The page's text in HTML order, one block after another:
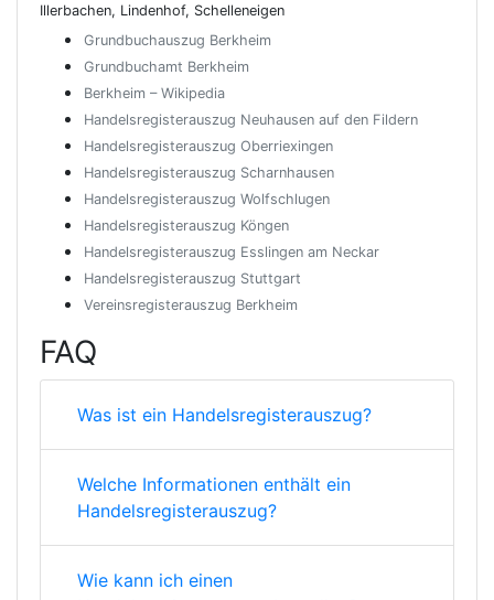
Illerbachen, Lindenhof, Schelleneigen
Grundbuchauszug Berkheim
Grundbuchamt Berkheim
Berkheim – Wikipedia
Handelsregisterauszug Neuhausen auf den Fildern
Handelsregisterauszug Oberriexingen
Handelsregisterauszug Scharnhausen
Handelsregisterauszug Wolfschlugen
Handelsregisterauszug Köngen
Handelsregisterauszug Esslingen am Neckar
Handelsregisterauszug Stuttgart
Vereinsregisterauszug Berkheim
FAQ
Was ist ein Handelsregisterauszug?
Welche Informationen enthält ein
Handelsregisterauszug?
Wie kann ich einen